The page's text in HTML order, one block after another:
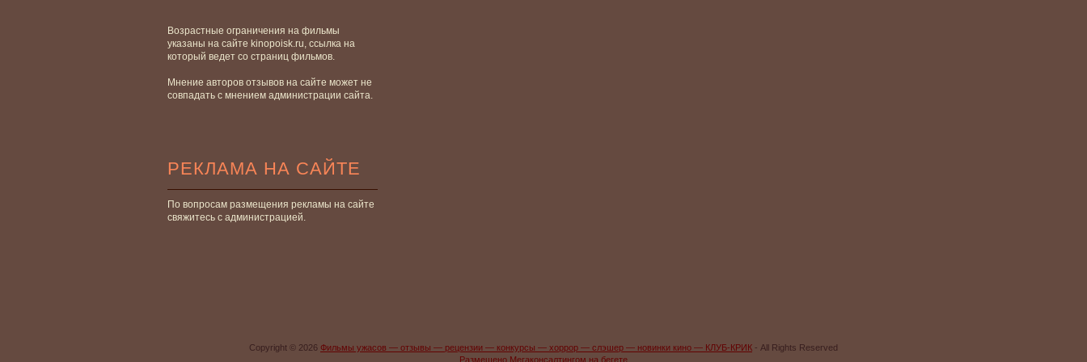
Возрастные ограничения на фильмы
указаны на сайте kinopoisk.ru, ссылка на
который ведет со страниц фильмов.
Мнение авторов отзывов на сайте может не
совпадать с мнением администрации сайта.
РЕКЛАМА НА САЙТЕ
По вопросам размещения рекламы на сайте
свяжитесь с администрацией.
Copyright © 2026 Фильмы ужасов — отзывы — рецензии — конкурсы — хоррор — слэшер — новинки кино — КЛУБ-КРИК - All Rights Reserved
Размещено Мегаконсалтингом на бегете